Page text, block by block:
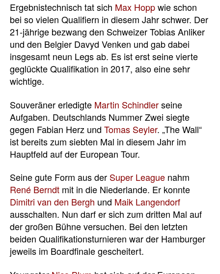
Ergebnistechnisch tat sich Max Hoppwie schon
bei so vielen Qualifiern in diesem Jahr schwer. Der
21-jährige bezwang den Schweizer Tobias Anliker
und den Belgier Davyd Venken und gab dabei
insgesamt neun Legs ab. Es ist erst seine vierte
geglückte Qualifikation in 2017, also eine sehr
wichtige.
Souveräner erledigte Martin Schindlerseine
Aufgaben. Deutschlands Nummer Zwei siegte
gegen Fabian Herz und Tomas Seyler. „The Wall“
ist bereits zum siebten Mal in diesem Jahr im
Hauptfeld auf der European Tour.
Seine gute Form aus der Super League nahm
René Berndt mit in die Niederlande. Er konnte
Dimitri van den Bergh und Maik Langendorf
ausschalten. Nun darf er sich zum dritten Mal auf
der großen Bühne versuchen. Bei den letzten
beiden Qualifikationsturnieren war der Hamburger
jeweils im Boardfinale gescheitert.